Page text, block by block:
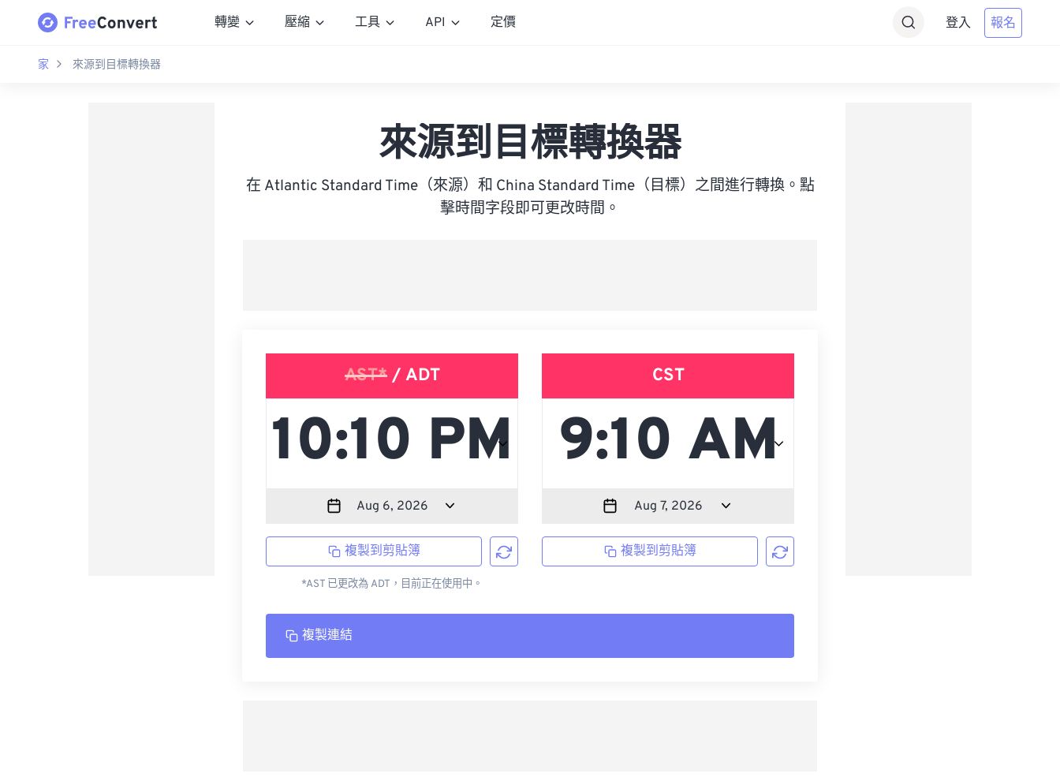
轉變 壓縮 工具 API 定價 登入 報名
家 來源到目標轉換器
來源到目標轉換器
在 Atlantic Standard Time（來源）和 China Standard Time（目標）之間進行轉換。點
擊時間字段即可更改時間。
AST*/ ADT
複製到剪貼簿
*AST 已更改為 ADT，目前正在使用中。
CST
複製到剪貼簿
複製連結